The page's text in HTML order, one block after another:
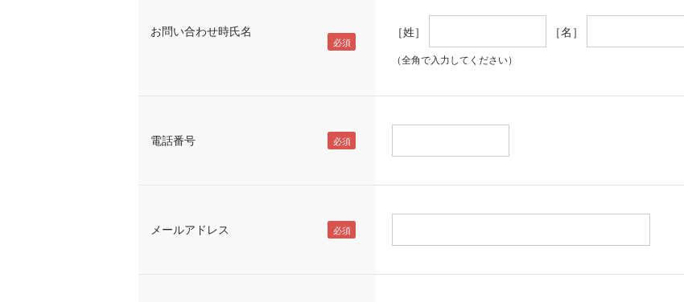
お問い合わせ時氏名 ［姓］ ［名］
（全角で入力してください）
電話番号
メールアドレス